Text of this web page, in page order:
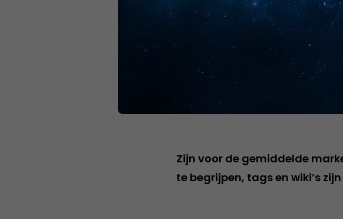
Zijn voor de gemiddelde
te begrijpen, tags en wiki’s